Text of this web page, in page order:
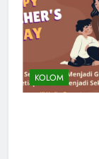
KOLOM